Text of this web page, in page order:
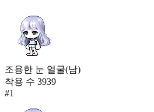
조용한 눈 얼굴(남)
착용 수 3939
#1